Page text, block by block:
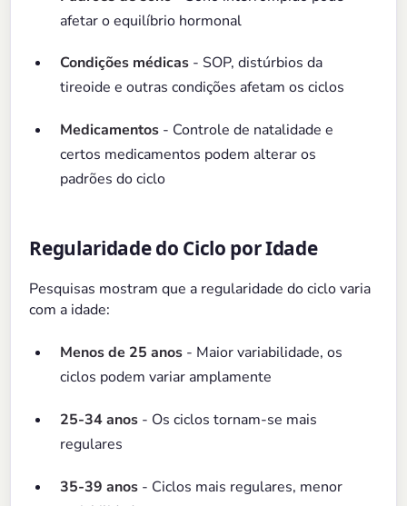
afetar o equilíbrio hormonal
Condições médicas - SOP, distúrbios da
tireoide e outras condições afetam os ciclos
Medicamentos - Controle de natalidade e
certos medicamentos podem alterar os
padrões do ciclo
Regularidade do Ciclo por Idade
Pesquisas mostram que a regularidade do ciclo varia
com a idade:
Menos de 25 anos - Maior variabilidade, os
ciclos podem variar amplamente
25-34 anos - Os ciclos tornam-se mais
regulares
35-39 anos - Ciclos mais regulares, menor